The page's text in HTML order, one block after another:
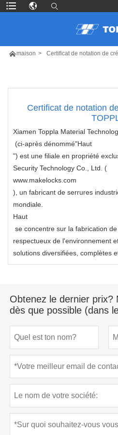
maison > Certificat de notation de
Certificat de notation
Xiamen Toppla Material
(ci-après dénommé"Haut
") est une filiale en propriété
Security Technology Co., Ltd. (
www.makelocks.com
), un fabricant de serrures
mondiale.
Haut
se concentre sur la fabrication
respectueux de l'environnement
solutions diversifiées, complètes
Obtenez le dernier prix?
dès que possible (dans